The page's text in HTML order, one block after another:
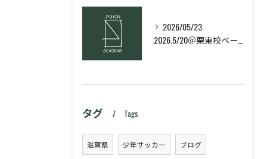
2026/05/23
タグ Tags
滋賀県 少年サッカー ブログ